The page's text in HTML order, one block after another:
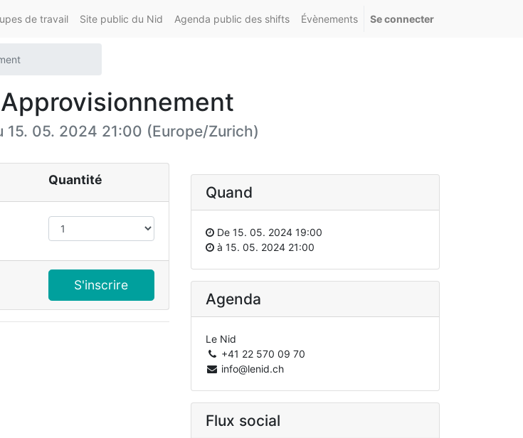
de travail Site public du Nid Agenda public des shifts Évènements Se connecter
15. 05. 2024 21:00 (Europe/Zurich)
Quantité
S'inscrire
Quand
De 15. 05. 2024 19:00
à 15. 05. 2024 21:00
Agenda
Le Nid
+41 22 570 09 70
info@lenid.ch
Flux social